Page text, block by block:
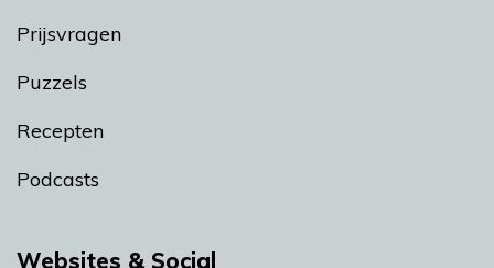
Prijsvragen
Puzzels
Recepten
Podcasts
Websites & Social